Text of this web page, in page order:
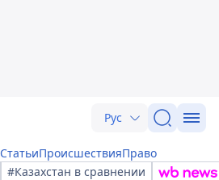
Рус
СтатьиПроисшествияПраво
#Казахстан в сравнении